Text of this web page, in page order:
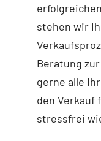
stehen wir
Beratung
gerne alle
den Verkauf
stressfrei